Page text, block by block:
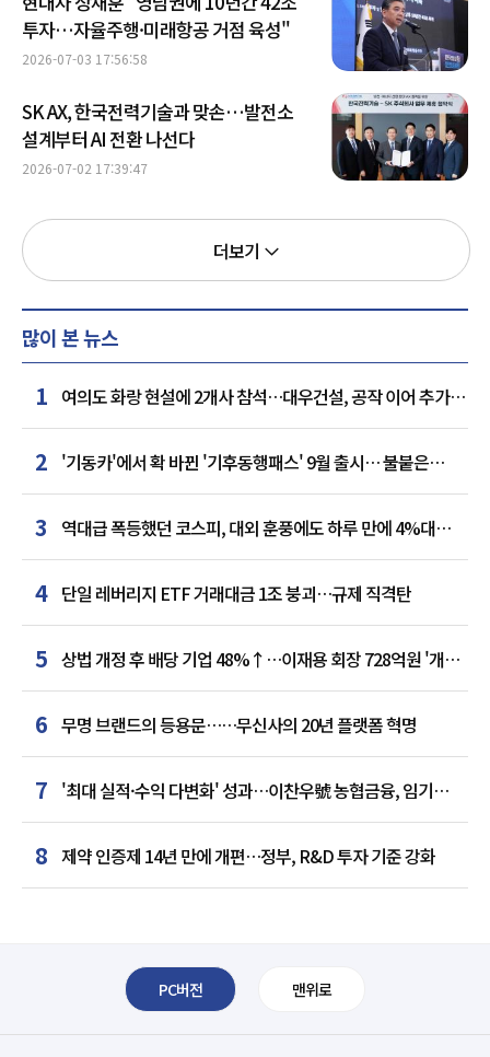
투자…자율주행·미래항공 거점 육성"
2026-07-03 17:56:58
SK AX, 한국전력기술과 맞손…발전소
설계부터 AI 전환 나선다
2026-07-02 17:39:47
더보기
많이 본 뉴스
1 여의도 화랑 현설에 2개사 참석…대우건설, 공작 이어 추가
거점 확보하나
2 '기동카'에서 확 바뀐 '기후동행패스' 9월 출시… 불붙은
카드사 경쟁
3
역대급 폭등했던 코스피, 대외 훈풍에도 하루 만에 4%대
급락
4 단일 레버리지 ETF 거래대금 1조 붕괴…규제 직격탄
5 상법 개정 후 배당 기업 48%↑…이재용 회장 728억원 '개인
최다'
6 무명 브랜드의 등용문……무신사의 20년 플랫폼 혁명
7 '최대 실적·수익 다변화' 성과…이찬우號 농협금융, 임기
말년 성장 박차
8 제약 인증제 14년 만에 개편…정부, R&D 투자 기준 강화
PC버전 맨위로